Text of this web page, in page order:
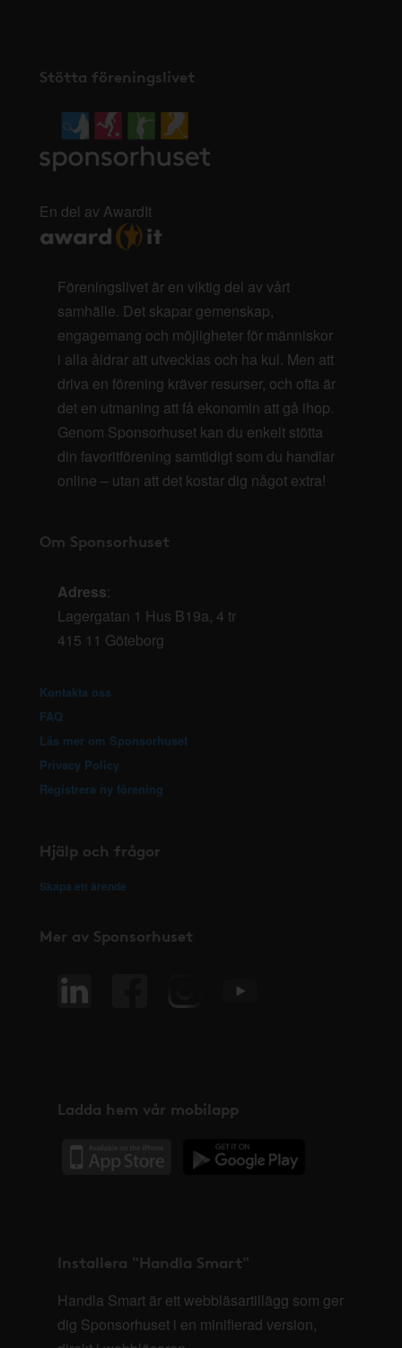
Stötta föreningslivet
En del av AwardIt
Föreningslivet är en viktig del av vårt
samhälle. Det skapar gemenskap,
engagemang och möjligheter för människor
i alla åldrar att utvecklas och ha kul. Men att
driva en förening kräver resurser, och ofta är
det en utmaning att få ekonomin att gå ihop.
Genom Sponsorhuset kan du enkelt stötta
din favoritförening samtidigt som du handlar
online – utan att det kostar dig något extra!
Om Sponsorhuset
Adress:
Lagergatan 1 Hus B19a, 4 tr
415 11 Göteborg
Kontakta oss
FAQ
Läs mer om Sponsorhuset
Privacy Policy
Registrera ny förening
Hjälp och frågor
Skapa ett ärende
Mer av Sponsorhuset
Ladda hem vår mobilapp
Installera "Handla Smart"
Handla Smart är ett webbläsartillägg som ger
dig Sponsorhuset i en minifierad version,